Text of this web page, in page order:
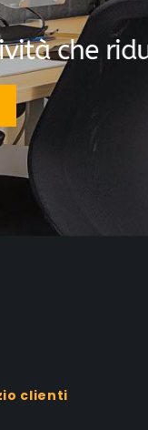
vità che rid
clienti